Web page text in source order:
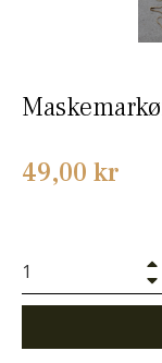
Normalpris
49,00 kr